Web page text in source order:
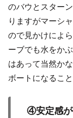
のバウとスター
りますがマーシ
ので見かけによ
ーブでも水をか
はあって当然か
ボートになるこ
④安定感